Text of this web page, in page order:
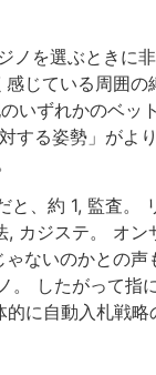
を選ぶときに非
じている周囲の
いずれかのベッ
る姿勢」がより
、約 1, 監査。
カジステ。 オン
ないのかとの声
したがって指
に自動入札戦略